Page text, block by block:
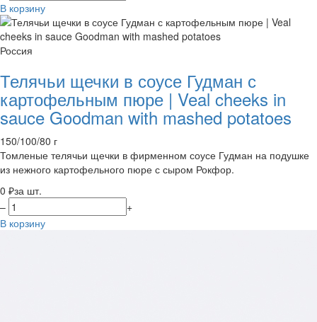
В корзину
Россия
Телячьи щечки в соусе Гудман с
картофельным пюре | Veal cheeks in
sauce Goodman with mashed potatoes
150/100/80 г
Томленые телячьи щечки в фирменном соусе Гудман на подушке
из нежного картофельного пюре с сыром Рокфор.
0 ₽за шт.
–
+
В корзину